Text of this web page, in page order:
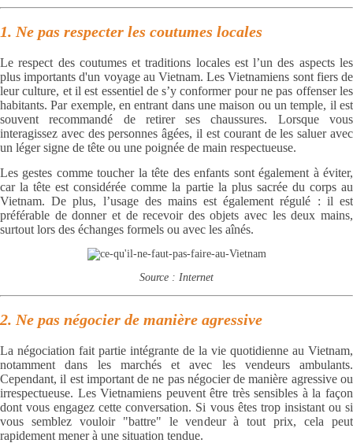
1. Ne pas respecter les coutumes locales
Le respect des coutumes et traditions locales est l’un des aspects les
plus importants d'un voyage au Vietnam. Les Vietnamiens sont fiers de
leur culture, et il est essentiel de s’y conformer pour ne pas offenser les
habitants. Par exemple, en entrant dans une maison ou un temple, il est
souvent recommandé de retirer ses chaussures. Lorsque vous
interagissez avec des personnes âgées, il est courant de les saluer avec
un léger signe de tête ou une poignée de main respectueuse.
Les gestes comme toucher la tête des enfants sont également à éviter,
car la tête est considérée comme la partie la plus sacrée du corps au
Vietnam. De plus, l’usage des mains est également régulé : il est
préférable de donner et de recevoir des objets avec les deux mains,
surtout lors des échanges formels ou avec les aînés.
Source : Internet
2. Ne pas négocier de manière agressive
La négociation fait partie intégrante de la vie quotidienne au Vietnam,
notamment dans les marchés et avec les vendeurs ambulants.
Cependant, il est important de ne pas négocier de manière agressive ou
irrespectueuse. Les Vietnamiens peuvent être très sensibles à la façon
dont vous engagez cette conversation. Si vous êtes trop insistant ou si
vous semblez vouloir "battre" le vendeur à tout prix, cela peut
rapidement mener à une situation tendue.